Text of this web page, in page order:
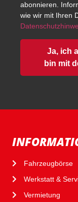
abonnieren.
wie wir mit Ihren
Ja, ich
bin mit
Fahrzeugbörse
Werkstatt &
Vermietung